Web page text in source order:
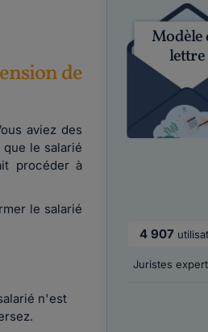
de
aviez des
le salarié
procéder à
le salarié
n'est
Modèle
lettre
4 907
Juristes